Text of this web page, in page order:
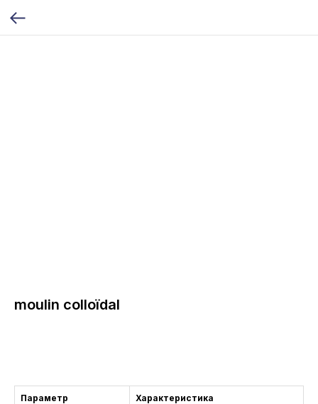
moulin colloïdal
Параметр
Характеристика